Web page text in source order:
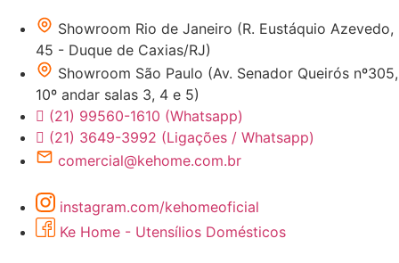
Showroom Rio de Janeiro (R. Eustáquio Azevedo,
45 - Duque de Caxias/RJ)
Showroom São Paulo (Av. Senador Queirós nº305,
10º andar salas 3, 4 e 5)
(21) 99560-1610 (Whatsapp)
(21) 3649-3992 (Ligações / Whatsapp)
comercial@kehome.com.br
instagram.com/kehomeoficial
Ke Home - Utensílios Domésticos